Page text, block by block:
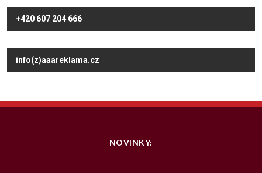
+420 607 204 666
info(z)aaareklama.cz
NOVINKY: